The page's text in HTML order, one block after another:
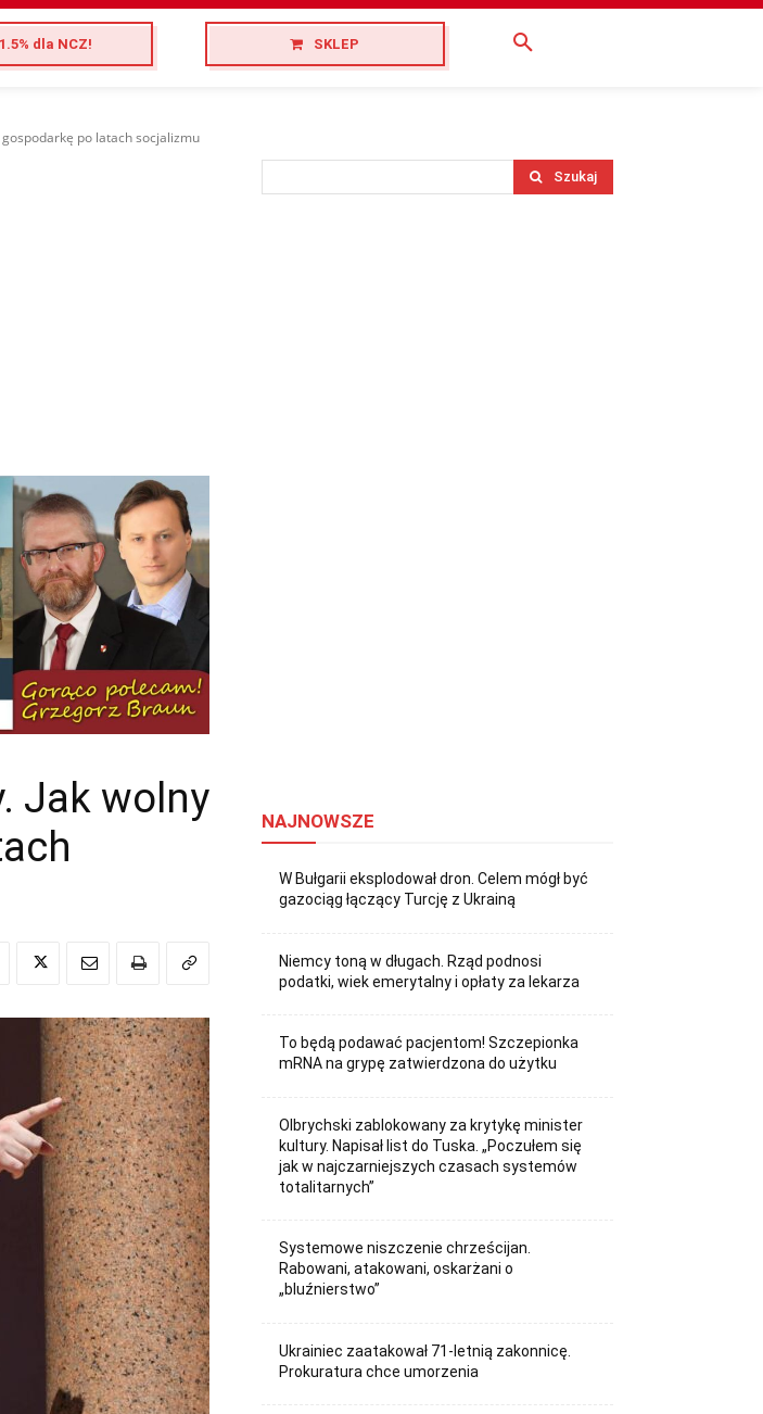
1.5% dla NCZ! SKLEP
po latach socjalizmu
Jak wolny
Szukaj
NAJNOWSZE
W Bułgarii eksplodował dron. Celem mógł być
gazociąg łączący Turcję z Ukrainą
Niemcy toną w długach. Rząd podnosi
podatki, wiek emerytalny i opłaty za lekarza
To będą podawać pacjentom! Szczepionka
mRNA na grypę zatwierdzona do użytku
Olbrychski zablokowany za krytykę minister
kultury. Napisał list do Tuska. „Poczułem się
jak w najczarniejszych czasach systemów
totalitarnych”
Systemowe niszczenie chrześcijan.
Rabowani, atakowani, oskarżani o
„bluźnierstwo”
Ukrainiec zaatakował 71-letnią zakonnicę.
Prokuratura chce umorzenia